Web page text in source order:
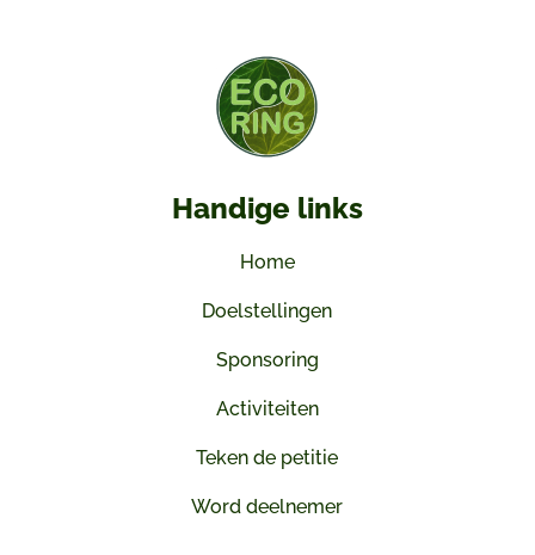
Handige links
Home
Doelstellingen
Sponsoring
Activiteiten
Teken de petitie
Word deelnemer